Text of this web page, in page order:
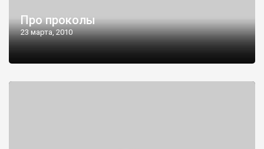
Про проколы
23 марта, 2010